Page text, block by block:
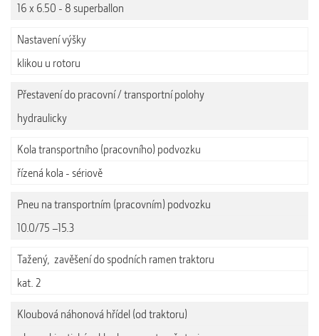
16 x 6.50 - 8 superballon
Nastavení výšky
klikou u rotoru
Přestavení do pracovní / transportní polohy
hydraulicky
Kola transportního (pracovního) podvozku
řízená kola - sériově
Pneu na transportním (pracovním) podvozku
10.0/75 –15.3
Tažený, zavěšení do spodních ramen traktoru
kat. 2
Kloubová náhonová hřídel (od traktoru)